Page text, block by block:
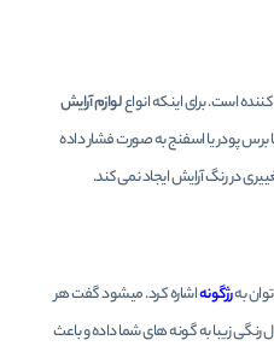
است. برای اینکه انواعلوازم آرایش
برس پودر یا اسفنج به صورت فشار داده
در رنگ آرایش ایجاد نمی‌کند.
بهرژگونهاشاره کرد. میشود گفت هر
زیبا به گونه های شما داده و باعث